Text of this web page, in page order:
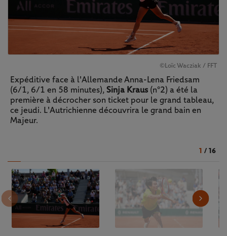
©Loïc Wacziak / FFT
Expéditive face à l'Allemande Anna-Lena Friedsam
(6/1, 6/1 en 58 minutes), Sinja Kraus (n°2) a été la
première à décrocher son ticket pour le grand tableau,
ce jeudi. L'Autrichienne découvrira le grand bain en
Majeur.
1 / 16